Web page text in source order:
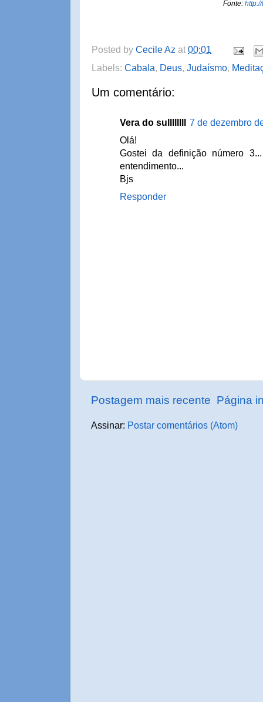
Fonte:
Posted by Cecile Az at 00:01
Labels: Cabala, Deus, Judaísmo,
Um comentário:
Vera do sullllllll
7 de dezembro
Olá!
Gostei da definição número
entendimento...
Bjs
Responder
Postagem mais recente Página
Assinar: Postar comentários (Atom)